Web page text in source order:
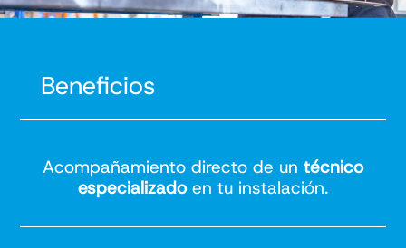
Beneficios
Acompañamiento directo de un técnico
especializadoen tu instalación.